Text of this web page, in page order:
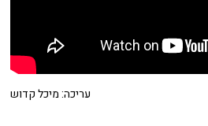
עריכה: מיכל קדוש